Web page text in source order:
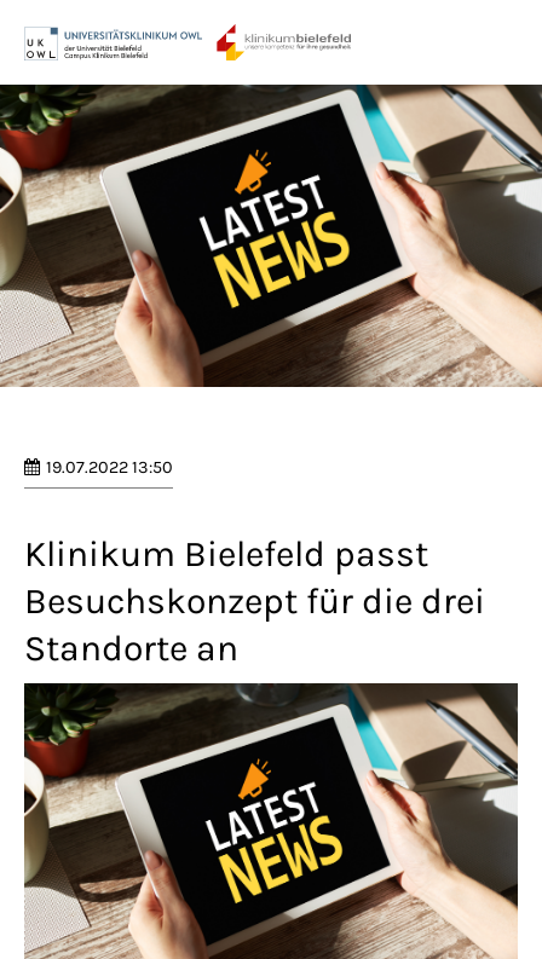
Login
Benutzername
Passwort
Anmelden
Lorem ipsum dolor sit amet:
24h
We offer support for our customers
Mon - Fri 8:00am - 5:00pm(GMT +1)
Get in touch
Cybersteel Inc.
19.07.2022 13:50
Klinikum Bielefeld passt
Besuchskonzept für die drei
Standorte an